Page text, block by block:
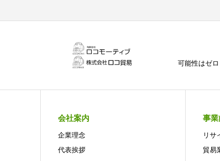
可能性はゼ
会社案内
企業理念
代表挨拶
事
リサ
貿易